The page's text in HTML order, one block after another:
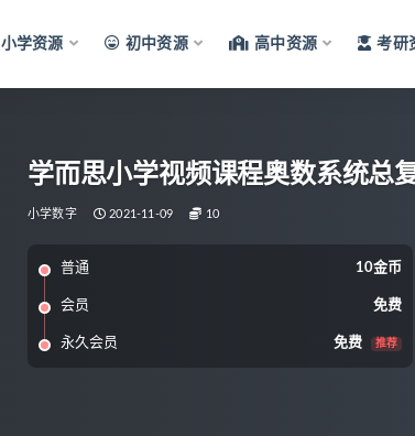
小学资源 初中资源 高中资源 考研
学而思小学视频课程奥数系统总
小学数字 2021-11-09 10
普通 10金币
会员 免费
永久会员 免费 推荐